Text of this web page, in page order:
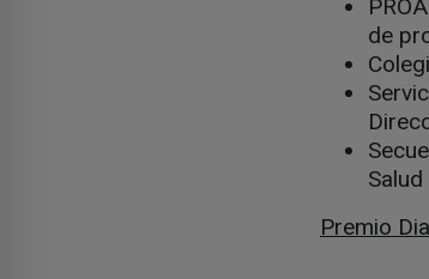
de
Premio